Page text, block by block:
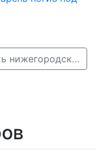
Пять нижегородских ресторанов получили премии WHERETOEAT Center 2023 →